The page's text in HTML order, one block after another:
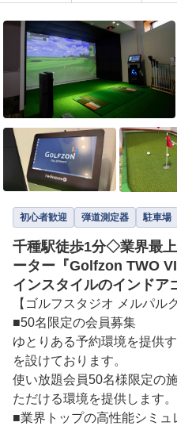
初心者歓迎 弾道測定器 駐車場
千種駅徒歩1分◇業界最
ーター『Golfzon TWO
インスタイルのインドア
【ゴルフスタジオ メルパル
■50名限定の会員募集
ゆとりある予約環境を提供
を設けております。
使い放題会員50名様限定の
ただける環境を提供します。
■業界トップの高性能シミュ